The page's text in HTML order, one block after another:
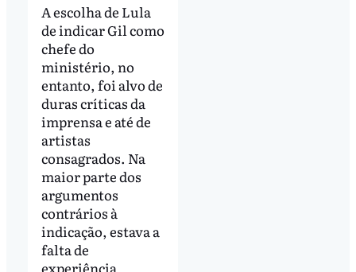
A escolha de Lula
de indicar Gil como
chefe do
ministério, no
entanto, foi alvo de
duras críticas da
imprensa e até de
artistas
consagrados. Na
maior parte dos
argumentos
contrários à
indicação, estava a
falta de
experiência